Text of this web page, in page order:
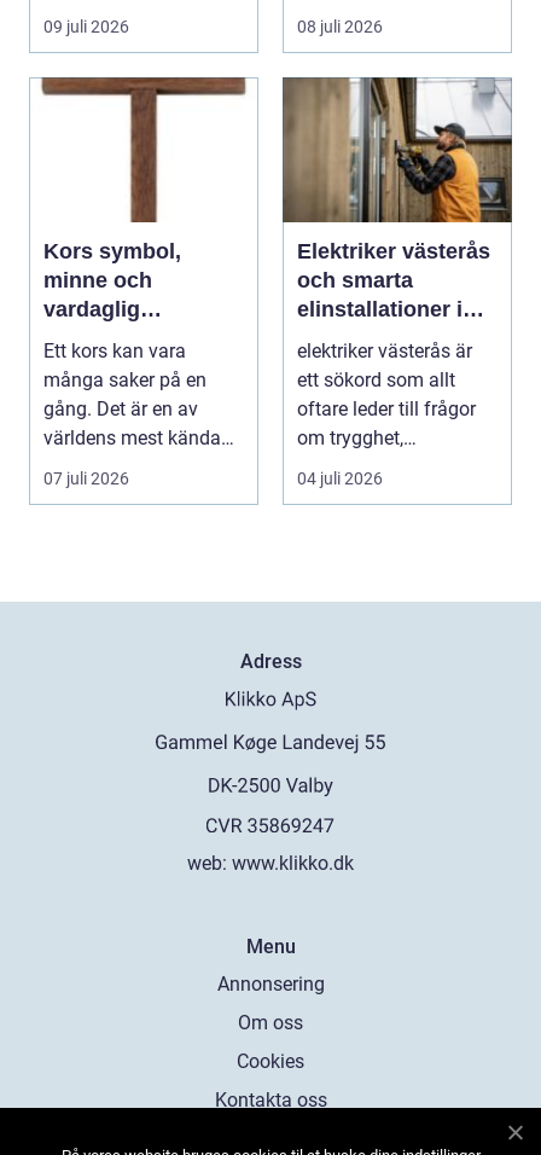
09 juli 2026 08 juli 2026
Kors symbol,
minne och
vardaglig
påminnelse
Ett kors kan vara
många saker på en
gång. Det är en av
världens mest kända
symboler, djupt
förknippa...
07 juli 2026
Elektriker västerås
och smarta
elinstallationer i
vardagen
elektriker västerås är
ett sökord som allt
oftare leder till frågor
om trygghet,
energioptimering oc...
04 juli 2026
Adress
web: www.klikko.dk
Menu
Annonsering
Om oss
Cookies
Kontakta oss